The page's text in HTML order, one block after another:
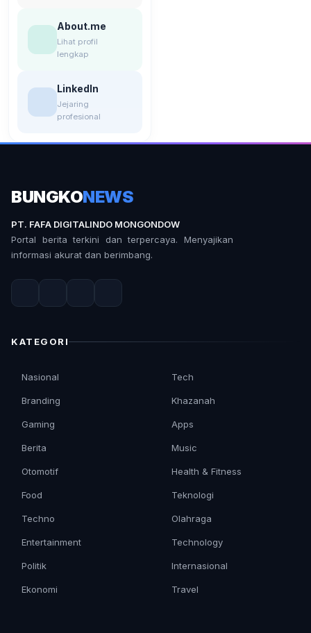
About.me
Lihat profil
lengkap
LinkedIn
Jejaring
profesional
BUNGKONEWS
PT. FAFA DIGITALINDO MONGONDOW
Portal berita terkini dan terpercaya. Menyajikan
informasi akurat dan berimbang.
KATEGORI
Nasional
Branding
Gaming
Berita
Otomotif
Tech
Khazanah
Apps
Music
Health & Fitness
Food
Techno
Entertainment
Politik
Ekonomi
Teknologi
Olahraga
Technology
Internasional
Travel